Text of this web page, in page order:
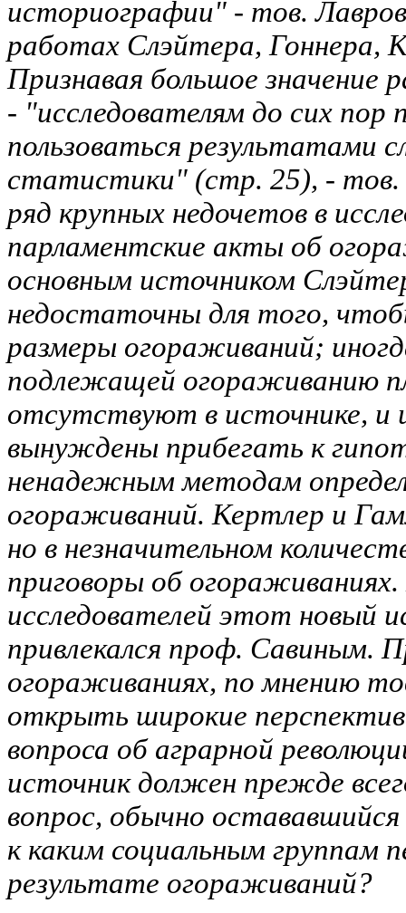
историографии" - тов.
работах Слэйтера, Гоннера,
Признавая большое значение
- "исследователям до сих пор
пользоваться результатами
статистики" (стр. 25), -
ряд крупных недочетов в
парламентские акты об
основным источником
недостаточны для того,
размеры огораживаний;
подлежащей огораживанию
отсутствуют в источнике, и
вынуждены прибегать к
ненадежным методам
огораживаний. Кертлер и
но в незначительном
приговоры об огораживаниях.
исследователей этот новый
привлекался проф. Савиным.
огораживаниях, по мнению
открыть широкие
вопроса об аграрной
источник должен прежде
вопрос, обычно
к каким социальным группам
результате огораживаний?